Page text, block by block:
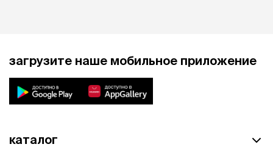
загрузите наше мобильное приложение
каталог